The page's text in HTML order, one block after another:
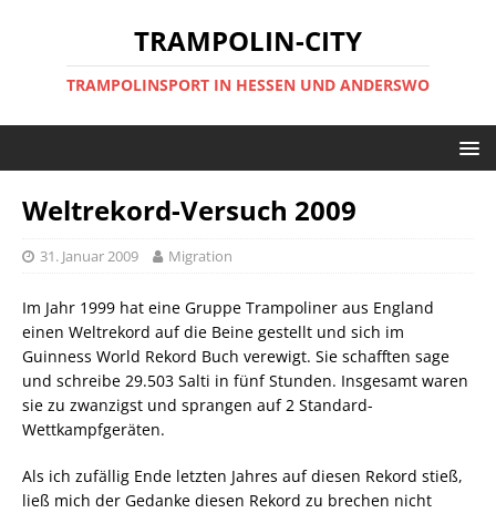
TRAMPOLIN-CITY
TRAMPOLINSPORT IN HESSEN UND ANDERSWO
Weltrekord-Versuch 2009
31. Januar 2009 Migration
Im Jahr 1999 hat eine Gruppe Trampoliner aus England
einen Weltrekord auf die Beine gestellt und sich im
Guinness World Rekord Buch verewigt. Sie schafften sage
und schreibe 29.503 Salti in fünf Stunden. Insgesamt waren
sie zu zwanzigst und sprangen auf 2 Standard-
Wettkampfgeräten.
Als ich zufällig Ende letzten Jahres auf diesen Rekord stieß,
ließ mich der Gedanke diesen Rekord zu brechen nicht